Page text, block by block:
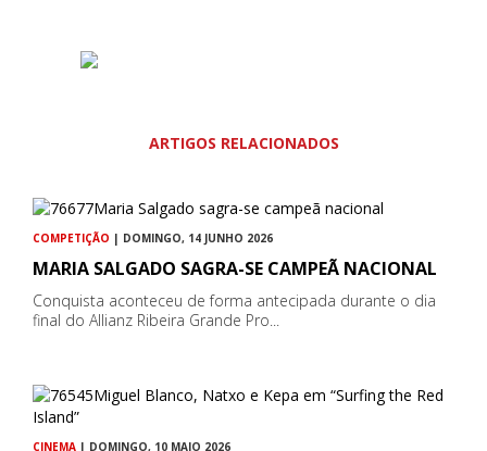
ARTIGOS RELACIONADOS
COMPETIÇÃO | DOMINGO, 14 JUNHO 2026
MARIA SALGADO SAGRA-SE CAMPEÃ NACIONAL
Conquista aconteceu de forma antecipada durante o dia
final do Allianz Ribeira Grande Pro...
CINEMA | DOMINGO, 10 MAIO 2026